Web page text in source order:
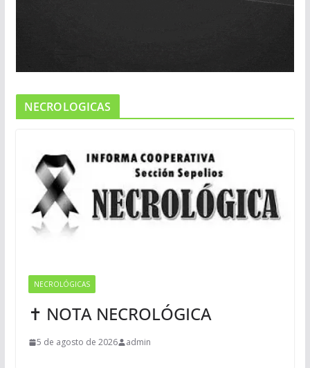
NECROLOGICAS
NECROLÓGICAS
✝ NOTA NECROLÓGICA
5 de agosto de 2026 admin